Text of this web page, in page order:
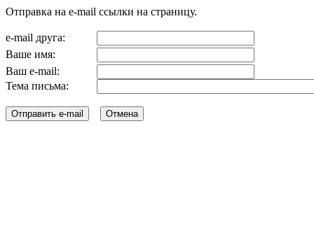
Отправка на e-mail ссылки на страницу.
e-mail друга:
Ваше имя:
Ваш e-mail:
Тема письма: